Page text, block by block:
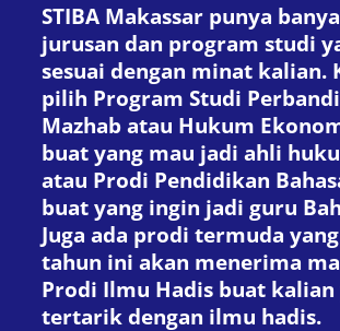
STIBA Makassar punya
jurusan dan program studi
sesuai dengan minat kalian.
pilih Program Studi
Mazhab atau Hukum
buat yang mau jadi ahli
atau Prodi Pendidikan
buat yang ingin jadi guru
Juga ada prodi termuda
tahun ini akan menerima
Prodi Ilmu Hadis buat kalian
tertarik dengan ilmu hadis.